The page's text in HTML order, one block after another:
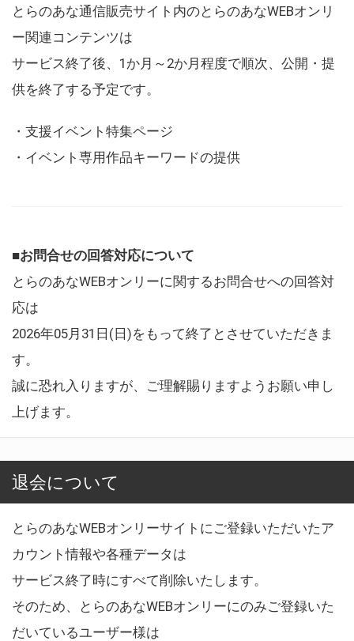
とらのあな通信販売サイト内のとらのあなWEBオンリ
ー関連コンテンツは
サービス終了後、1か月～2か月程度で順次、公開・提
供を終了する予定です。
・支援イベント特集ページ
・イベント専用作品キーワードの提供
■お問合せの回答対応について
とらのあなWEBオンリーに関するお問合せへの回答対
応は
2026年05月31日(日)をもって終了とさせていただきま
す。
誠に恐れ入りますが、ご理解賜りますようお願い申し
上げます。
退会について
とらのあなWEBオンリーサイトにご登録いただいたア
カウント情報や各種データは
サービス終了時にすべて削除いたします。
そのため、とらのあなWEBオンリーにのみご登録いた
だいているユーザー様は